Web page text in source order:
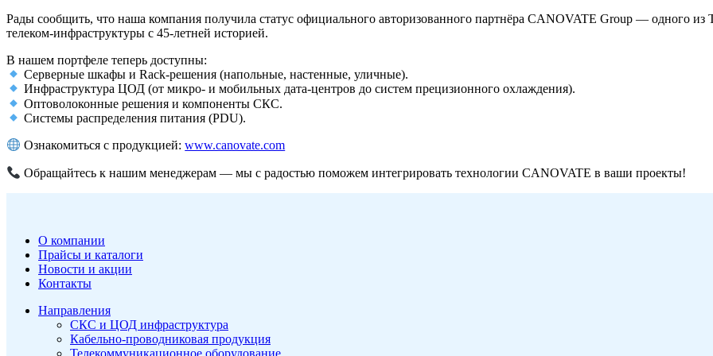
Рады сообщить, что наша компания получила статус официального авторизованного партнёра CANOVATE Group — одного
телеком-инфраструктуры с 45-летней историей.
В нашем портфеле теперь доступны:
Серверные шкафы и Rack-решения (напольные, настенные, уличные).
Инфраструктура ЦОД (от микро- и мобильных дата-центров до систем прецизионного охлаждения).
Оптоволоконные решения и компоненты СКС.
Системы распределения питания (PDU).
Ознакомиться с продукцией:www.canovate.com
Обращайтесь к нашим менеджерам — мы с радостью поможем интегрировать технологии CANOVATE в ваши проекты!
О компании
Прайсы и каталоги
Новости и акции
Контакты
Направления
СКС и ЦОД инфраструктура
Кабельно-проводниковая продукция